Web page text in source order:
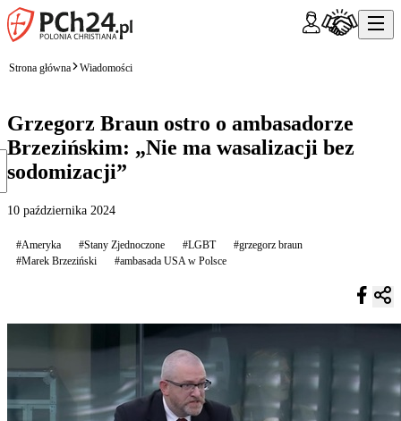
Strona główna Wiadomości
Grzegorz Braun ostro o ambasadorze
Brzezińskim: „Nie ma wasalizacji bez
sodomizacji”
10 października 2024
#Ameryka #Stany Zjednoczone #LGBT
#grzegorz braun
#Marek Brzeziński
#ambasada USA w Polsce